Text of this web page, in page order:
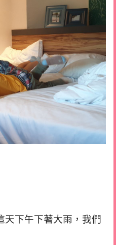
天下午下著大雨，我們